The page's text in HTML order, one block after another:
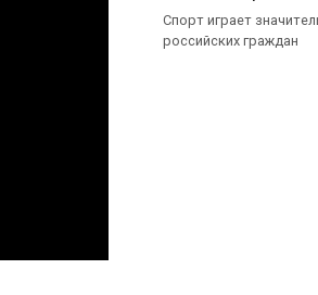
Спорт играет
российских граждан